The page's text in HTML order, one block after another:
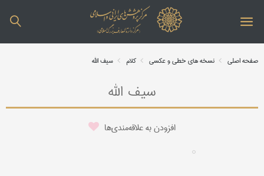
صفحه اصلی نسخه های خطی و عکسی کلام سیف الله
سیف الله
افزودن به علاقه‌مندی‌ها